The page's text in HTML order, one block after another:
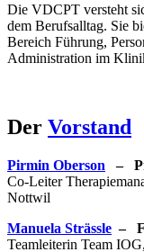
Die VDCPT versteht
dem Berufsalltag. Sie
Bereich Führung,
Administration im
Der Vorstand
Pirmin Oberson –
Co-Leiter
Nottwil
Manuela Strässle –
Teamleiterin Team